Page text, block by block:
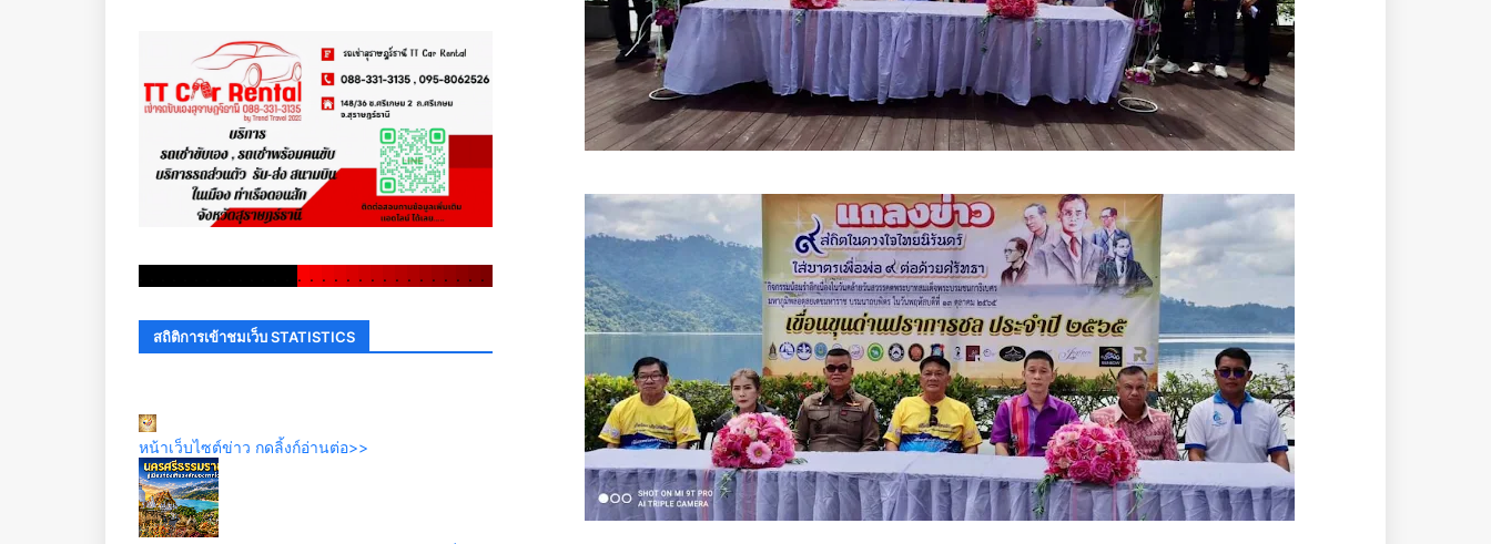
. . . . . . . . . . . . . . . .
สถิติการเข้าชมเว็บ STATISTICS
หน้าเว็บไซต์ข่าว กดลิ้งก์อ่านต่อ>>